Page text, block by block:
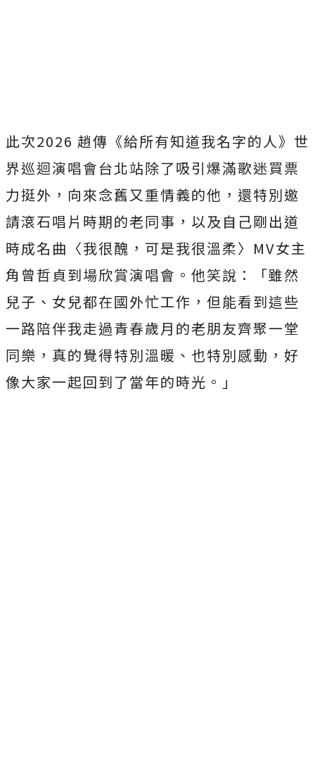
此次2026 趙傳《給所有知道我名字的人》世
界巡迴演唱會台北站除了吸引爆滿歌迷買票
力挺外，向來念舊又重情義的他，還特別邀
請滾石唱片時期的老同事，以及自己剛出道
時成名曲〈我很醜，可是我很溫柔〉MV女主
角曾哲貞到場欣賞演唱會。他笑說：「雖然
兒子、女兒都在國外忙工作，但能看到這些
一路陪伴我走過青春歲月的老朋友齊聚一堂
同樂，真的覺得特別溫暖、也特別感動，好
像大家一起回到了當年的時光。」